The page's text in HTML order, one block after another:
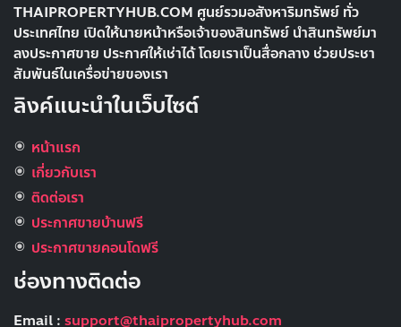
THAIPROPERTYHUB.COM ศูนย์รวมอสังหาริมทรัพย์ ทั่ว
ประเทศไทย เปิดให้นายหน้าหรือเจ้าของสินทรัพย์ นำสินทรัพย์มา
ลงประกาศขาย ประกาศให้เช่าได้ โดยเราเป็นสื่อกลาง ช่วยประชา
สัมพันธ์ในเครื่อข่ายของเรา
ลิงค์แนะนำในเว็บไซต์
หน้าแรก
เกี่ยวกับเรา
ติดต่อเรา
ประกาศขายบ้านฟรี
ประกาศขายคอนโดฟรี
ช่องทางติดต่อ
Email : support@thaipropertyhub.com